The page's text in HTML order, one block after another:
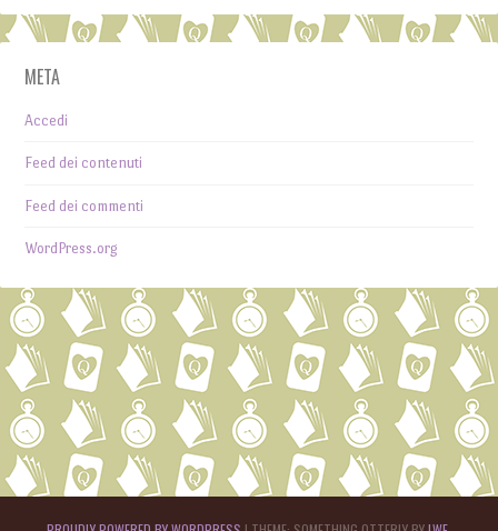
META
Accedi
Feed dei contenuti
Feed dei commenti
WordPress.org